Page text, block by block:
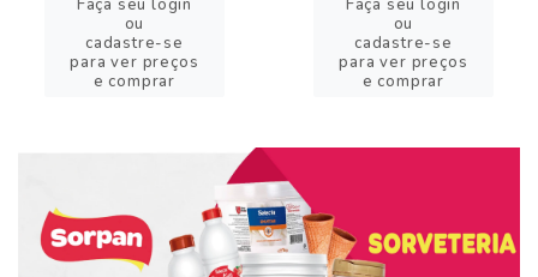
Faça seu login
ou
cadastre-se
para ver preços
e comprar
Faça seu login
ou
cadastre-se
para ver preços
e comprar